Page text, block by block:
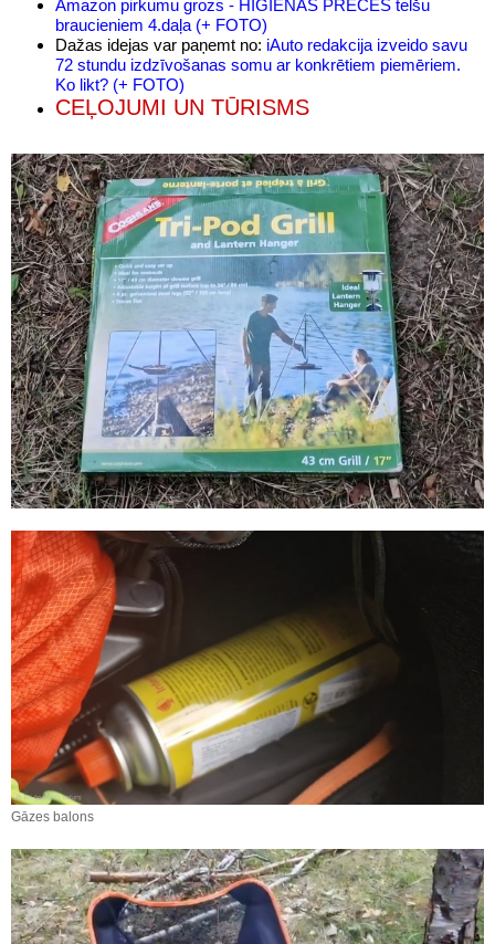
Amazon pirkumu grozs - HIGIĒNAS PRECES telšu
braucieniem 4.daļa (+ FOTO)
Dažas idejas var paņemt no: iAuto redakcija izveido savu
72 stundu izdzīvošanas somu ar konkrētiem piemēriem.
Ko likt? (+ FOTO)
CEĻOJUMI UN TŪRISMS
Gāzes balons